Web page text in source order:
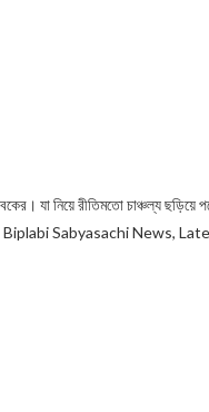
যা নিয়ে রীতিমতো চাঞ্চল্য ছড়িয়ে
Sabyasachi News,